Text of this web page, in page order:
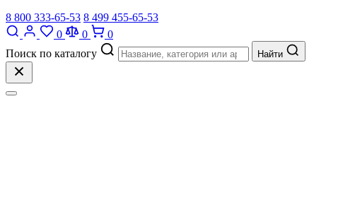
8 800 333-65-53 8 499 455-65-53
0
0
0
Поиск по каталогу
Найти